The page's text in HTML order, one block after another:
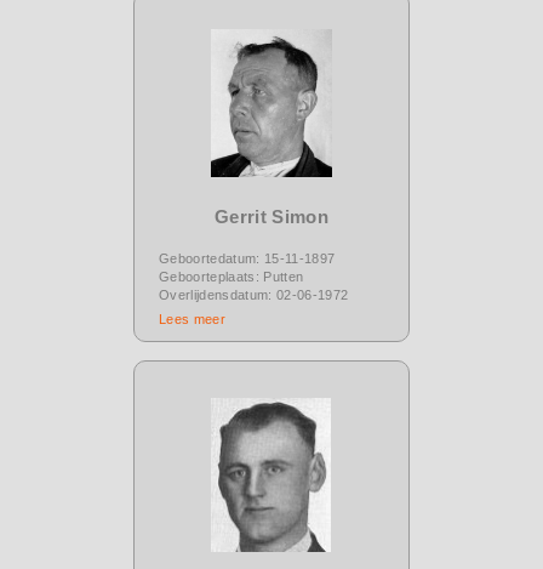
Gerrit Simon
Geboortedatum: 15-11-1897
Geboorteplaats: Putten
Overlijdensdatum: 02-06-1972
Lees meer